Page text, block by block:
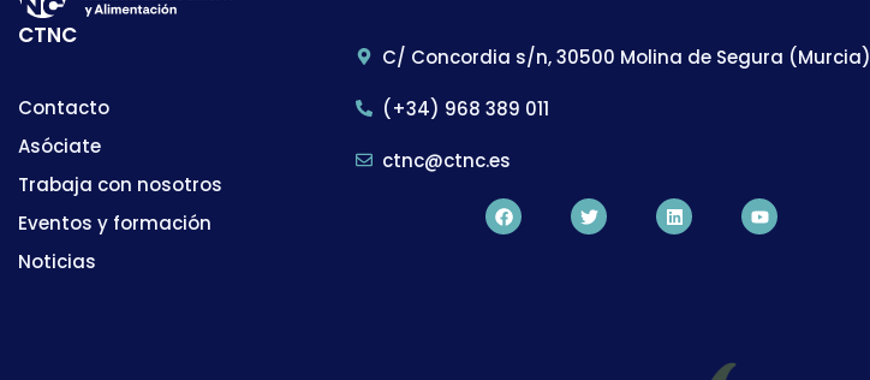
CTNC
Contacto
Asóciate
Trabaja con nosotros
Eventos y formación
Noticias
C/ Concordia s/n, 30500 Molina de Segura (Murcia)
(+34) 968 389 011
ctnc@ctnc.es